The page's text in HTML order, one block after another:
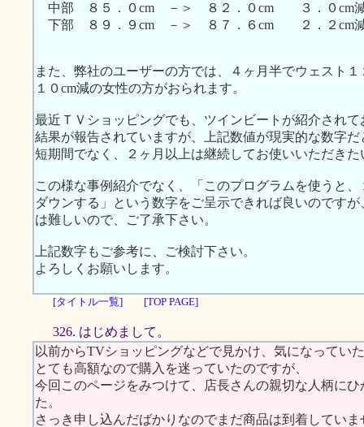
中部 ８５．０cm －＞ ８２．０cm ３．０cm
下部 ８９．９cm －＞ ８７．６cm ２．２cm
また、弊社のユーザーの方では、４ヶ月半でウェスト
１０cm減の女性の方がおられます。
最近ＴＶショッピングでも、ツインビートが紹介され
結果が報告されていますが、上記数値が現実的な数字だ
短期間でなく、２ヶ月以上は継続してお使いいただき
この様な事例紹介でなく、「このプログラムを使うと
ダウンする」という数字をご呈示できれば良いのです
は難しいので、ご了承下さい。
上記数字もご参考に、ご検討下さい。
よろしくお願いします。
[タイトル一覧] [TOP PAGE]
326. はじめまして。
以前からTVショッピングなどで見かけ、気になってい
とても高額なので購入を迷っていたのですが、
今回このページをみつけて、店長さんの親切な人柄に
た。
さっき申し込んだばかりなのでまだ商品は到着していま